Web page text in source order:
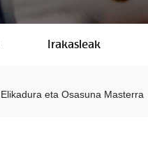
Irakasleak
Elikadura eta Osasuna Masterra